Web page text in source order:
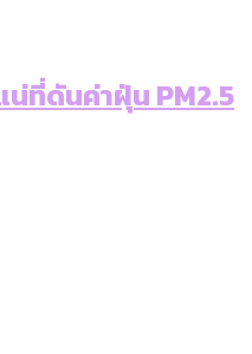
น่ที่ดันค่าฝุ่น PM2.5